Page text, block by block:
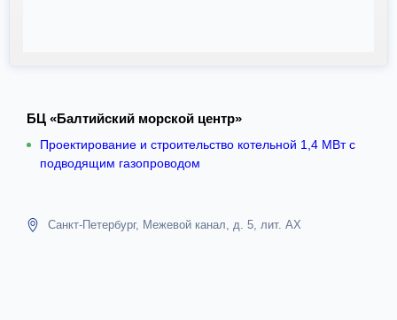
БЦ «Балтийский морской центр»
Проектирование и строительство котельной 1,4 МВт с
подводящим газопроводом
Санкт-Петербург, Межевой канал, д. 5, лит. АХ